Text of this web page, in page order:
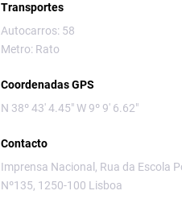
Transportes
Autocarros: 58
Metro: Rato
Coordenadas GPS
N 38º 43' 4.45" W 9º 9' 6.62"
Contacto
Imprensa Nacional, Rua da Escola
Nº135, 1250-100 Lisboa